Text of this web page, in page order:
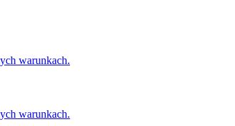
warunkach.
warunkach.